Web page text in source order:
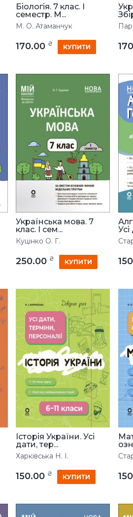
Біологія. 7 клас. І
семестр. М...
М. О. Атаманчук
170.00 ₴ КУПИТИ
Українська мова. 7
клас. І сем...
Куцінко О. Г.
250.00 ₴ КУПИТИ
Усі
Історія України. Усі
дати, тер...
Харківська Н. І.
150.00 ₴ КУПИТИ